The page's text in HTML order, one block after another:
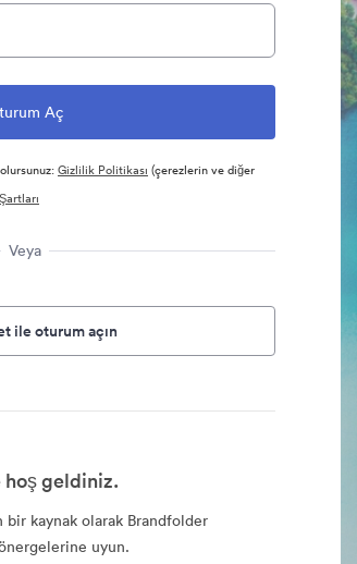
Gizlilik Politikası (çerezlerin ve diğer
Veya
ile oturum açın
geldiniz.
bir kaynak olarak Brandfolder
uyun.